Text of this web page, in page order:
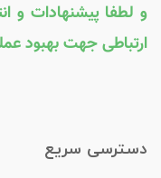
و لطفا پیشنهادات و
ارتباطی جهت بهبود
دسترسی سریع